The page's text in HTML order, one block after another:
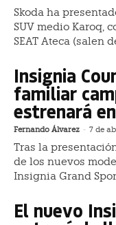
Skoda ha
SUV medio Karoq,
SEAT Ateca (salen
Insignia
familiar
estrenará
Fernando Álvarez - 7 de
Tras la
de los nuevos
Insignia Grand
El nuevo